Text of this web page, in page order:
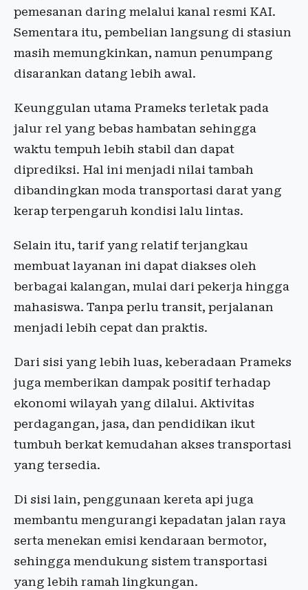
pemesanan daring melalui kanal resmi KAI.
Sementara itu, pembelian langsung di stasiun
masih memungkinkan, namun penumpang
disarankan datang lebih awal.
Keunggulan utama Prameks terletak pada
jalur rel yang bebas hambatan sehingga
waktu tempuh lebih stabil dan dapat
diprediksi. Hal ini menjadi nilai tambah
dibandingkan moda transportasi darat yang
kerap terpengaruh kondisi lalu lintas.
Selain itu, tarif yang relatif terjangkau
membuat layanan ini dapat diakses oleh
berbagai kalangan, mulai dari pekerja hingga
mahasiswa. Tanpa perlu transit, perjalanan
menjadi lebih cepat dan praktis.
Dari sisi yang lebih luas, keberadaan Prameks
juga memberikan dampak positif terhadap
ekonomi wilayah yang dilalui. Aktivitas
perdagangan, jasa, dan pendidikan ikut
tumbuh berkat kemudahan akses transportasi
yang tersedia.
Di sisi lain, penggunaan kereta api juga
membantu mengurangi kepadatan jalan raya
serta menekan emisi kendaraan bermotor,
sehingga mendukung sistem transportasi
yang lebih ramah lingkungan.